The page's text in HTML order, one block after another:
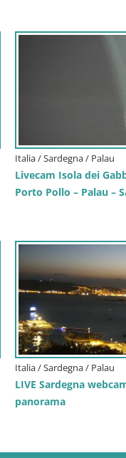
Italia / Sardegna / Palau
Livecam Isola dei
Porto Pollo – Palau –
Italia / Sardegna / Palau
LIVE Sardegna
panorama